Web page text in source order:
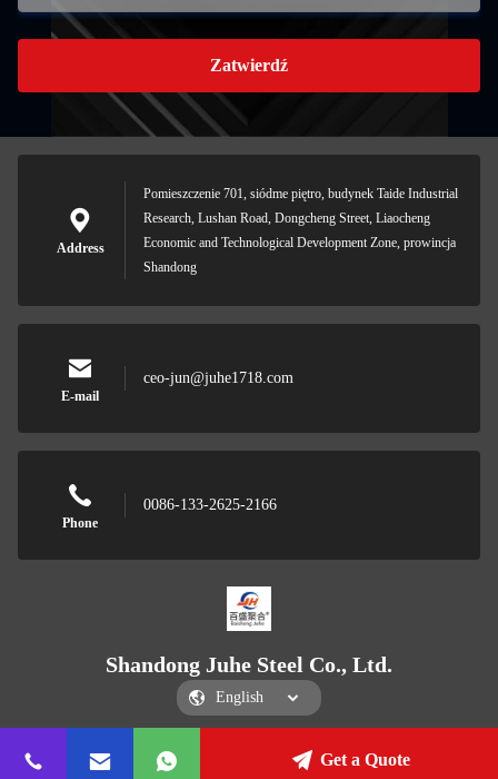
Zatwierdź
Address
Pomieszczenie 701, siódme piętro, budynek Taide Industrial
Research, Lushan Road, Dongcheng Street, Liaocheng
Economic and Technological Development Zone, prowincja
Shandong
E-mail
ceo-jun@juhe1718.com
Phone
0086-133-2625-2166
Shandong Juhe Steel Co., Ltd.
Shandong Juhe Steel Co., Ltd.Get a Quote